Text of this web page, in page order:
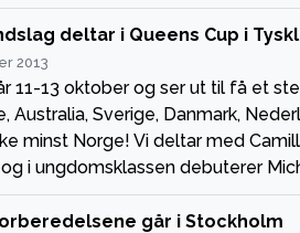
deltar i Queens Cup i
2013
11-13 oktober og ser ut til få et
Australia, Sverige, Danmark,
minst Norge! Vi deltar med
i ungdomsklassen debuterer
går i Stockholm